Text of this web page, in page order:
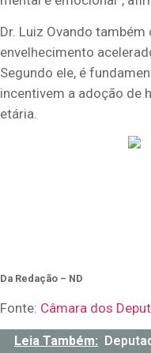
Dr. Luiz Ovando
envelhecimento
Segundo ele, é
incentivem a adoção de
etária.
Da Redação – ND
Fonte: Câmara dos
Leia Também: